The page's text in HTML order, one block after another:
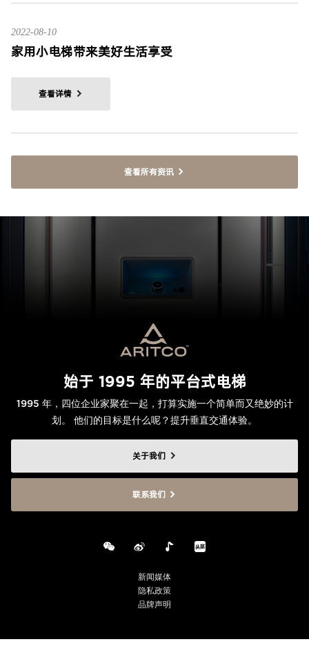
2022-08-10
家用小电梯带来美好生活享受
查看详情
查看所有资讯
始于 1995 年的平台式电梯
1995 年，四位企业家聚在一起，打算实施一个简单而又绝妙的计
划。 他们的目标是什么呢？提升垂直交通体验。
关于我们
联系我们
新闻媒体
隐私政策
品牌声明